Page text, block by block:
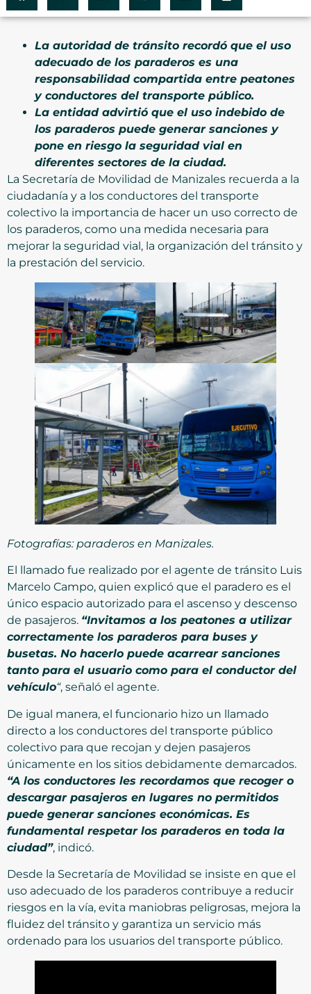
La autoridad de tránsito recordó que el uso
adecuado de los paraderos es una
responsabilidad compartida entre peatones
y conductores del transporte público.
La entidad advirtió que el uso indebido de
los paraderos puede generar sanciones y
pone en riesgo la seguridad vial en
diferentes sectores de la ciudad.
La Secretaría de Movilidad de Manizales recuerda a la
ciudadanía y a los conductores del transporte
colectivo la importancia de hacer un uso correcto de
los paraderos, como una medida necesaria para
mejorar la seguridad vial, la organización del tránsito y
la prestación del servicio.
Fotografías: paraderos en Manizales.
El llamado fue realizado por el agente de tránsito Luis
Marcelo Campo, quien explicó que el paradero es el
único espacio autorizado para el ascenso y descenso
de pasajeros. “Invitamos a los peatones a utilizar
correctamente los paraderos para buses y
busetas. No hacerlo puede acarrear sanciones
tanto para el usuario como para el conductor del
vehículo“, señaló el agente.
De igual manera, el funcionario hizo un llamado
directo a los conductores del transporte público
colectivo para que recojan y dejen pasajeros
únicamente en los sitios debidamente demarcados.
“A los conductores les recordamos que recoger o
descargar pasajeros en lugares no permitidos
puede generar sanciones económicas. Es
fundamental respetar los paraderos en toda la
ciudad”, indicó.
Desde la Secretaría de Movilidad se insiste en que el
uso adecuado de los paraderos contribuye a reducir
riesgos en la vía, evita maniobras peligrosas, mejora la
fluidez del tránsito y garantiza un servicio más
ordenado para los usuarios del transporte público.